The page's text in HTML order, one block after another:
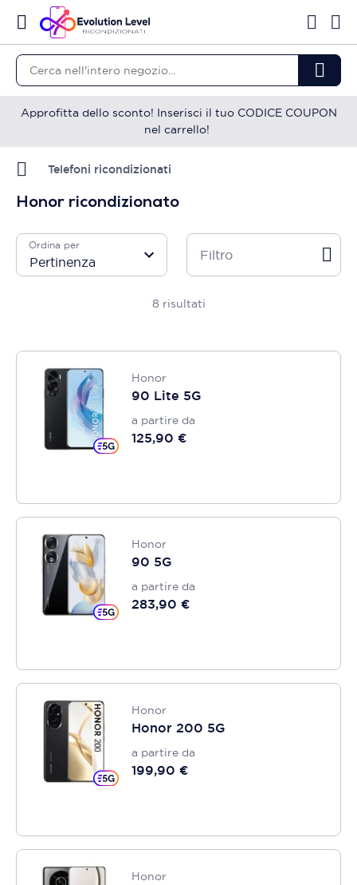
Approfitta dello sconto! Inserisci il tuo CODICE COUPON
nel carrello!
Telefoni ricondizionati
Honor ricondizionato
8 risultati
Ordina per
Filtro
Honor
90 Lite 5G
a partire da
125,90 €
Honor
90 5G
a partire da
283,90 €
Honor
Honor 200 5G
a partire da
199,90 €
Honor